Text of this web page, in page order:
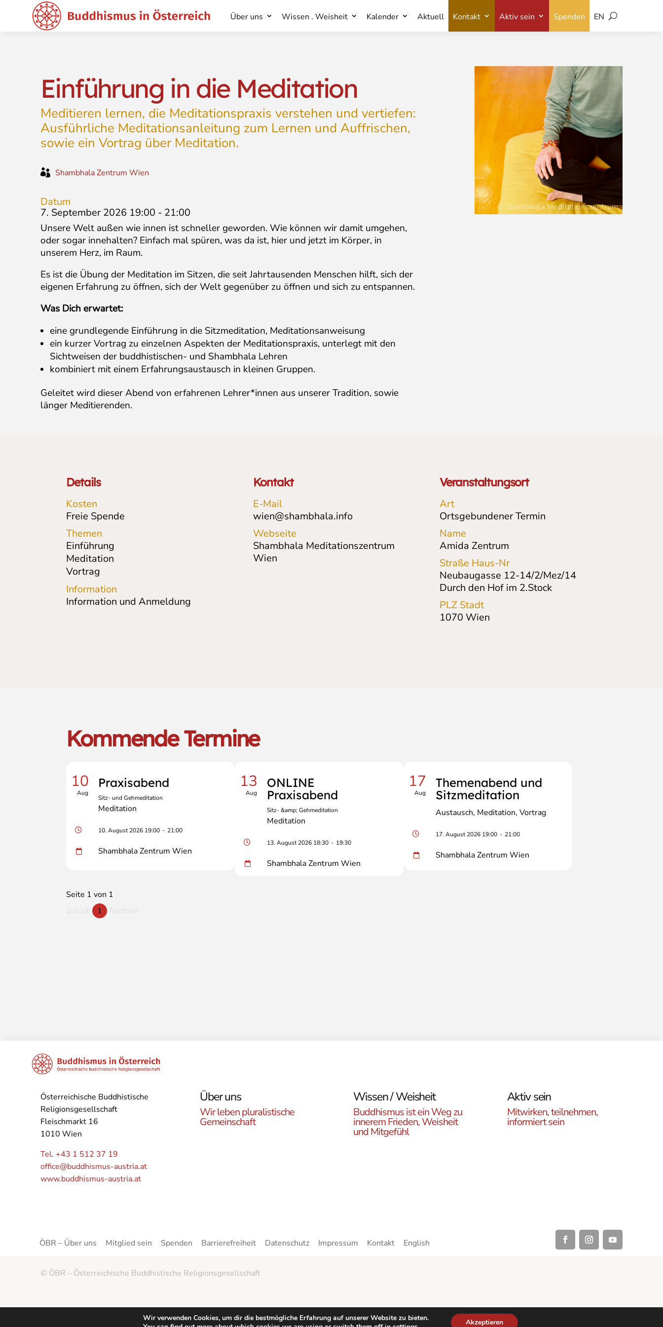
Über uns Wissen . Weisheit Kalender Aktuell Kontakt Aktiv sein Spenden EN
Über uns Wissen . Weisheit Kalender Aktuell Kontakt Aktiv sein Spenden EN
Einführung in die Meditation
Meditieren lernen, die Meditationspraxis verstehen und vertiefen:
Ausführliche Meditationsanleitung zum Lernen und Auffrischen,
sowie ein Vortrag über Meditation.
 Shambhala Zentrum Wien
Datum
7. September 2026 19:00 - 21:00
Unsere Welt außen wie innen ist schneller geworden. Wie können wir damit umgehen,
oder sogar innehalten? Einfach mal spüren, was da ist, hier und jetzt im Körper, in
unserem Herz, im Raum.
Es ist die Übung der Meditation im Sitzen, die seit Jahrtausenden Menschen hilft, sich der
eigenen Erfahrung zu öffnen, sich der Welt gegenüber zu öffnen und sich zu entspannen.
Was Dich erwartet:
eine grundlegende Einführung in die Sitzmeditation, Meditationsanweisung
ein kurzer Vortrag zu einzelnen Aspekten der Meditationspraxis, unterlegt mit den
Sichtweisen der buddhistischen- und Shambhala Lehren
kombiniert mit einem Erfahrungsaustausch in kleinen Gruppen.
Geleitet wird dieser Abend von erfahrenen Lehrer*innen aus unserer Tradition, sowie
länger Meditierenden.
© Shambhala Meditationszentrum
Details
Kosten
Freie Spende
Themen
Einführung
Meditation
Vortrag
Information
Information und Anmeldung
Kontakt
E-Mail
wien@shambhala.info
Webseite
Shambhala Meditationszentrum
Wien
Veranstaltungsort
Art
Ortsgebundener Termin
Name
Amida Zentrum
Straße Haus-Nr
Neubaugasse 12-14/2/Mez/14
Durch den Hof im 2.Stock
PLZ Stadt
1070 Wien
Kommende Termine
10
Aug
Praxisabend
Sitz- und Gehmeditation
Meditation
10. August 2026 19:00 - 21:00
Shambhala Zentrum Wien
13
Aug
ONLINE
Praxisabend
Sitz- &amp; Gehmeditation
Meditation
13. August 2026 18:30 - 19:30
Shambhala Zentrum Wien
17
Aug
Themenabend und
Sitzmeditation
Austausch Meditation Vortrag
17. August 2026 19:00 - 21:00
Shambhala Zentrum Wien
Seite 1 von 1
1
Österreichische Buddhistische
Religionsgesellschaft
Fleischmarkt 16
1010 Wien
Tel. +43 1 512 37 19
office@buddhismus-austria.at
www.buddhismus-austria.at
Über uns
Wir leben pluralistische
Gemeinschaft
Wissen / Weisheit
Buddhismus ist ein Weg zu
innerem Frieden, Weisheit
und Mitgefühl
Aktiv sein
Mitwirken, teilnehmen,
informiert sein
ÖBR – Über uns Mitglied sein Spenden Barrierefreiheit Datenschutz Impressum Kontakt English
© ÖBR – Österreichische Buddhistische Religionsgesellschaft
Wir verwenden Cookies, um dir die bestmögliche Erfahrung auf unserer Website zu bieten.
Akzeptieren